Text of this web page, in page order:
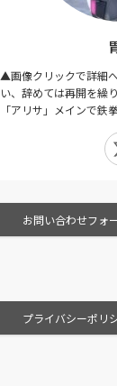
▲画像クリックで詳細
い、辞めては再開を繰
「アリサ」メインで鉄
お問い合わせフォ
プライバシーポリ